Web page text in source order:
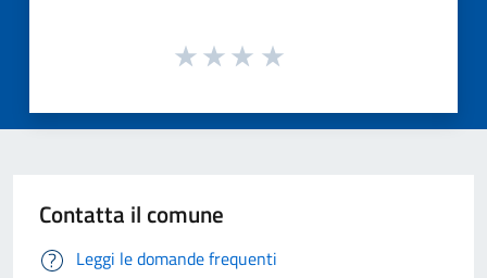
Contatta il comune
Leggi le domande frequenti